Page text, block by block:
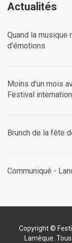
Actualités
Quand la musique
d'émotions
Moins d'un mois
Festival
Brunch de la fête
Communiqué -
Copyright ©
Lamèque.